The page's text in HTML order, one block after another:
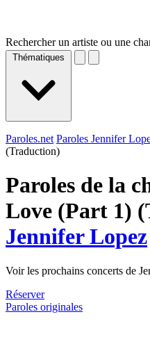
Rechercher un artiste ou une
Thématiques
Paroles.net Paroles Jennifer
(Traduction)
Paroles de la
Love (Part 1)
Jennifer Lopez
Voir les prochains concerts de
Réserver
Paroles originales